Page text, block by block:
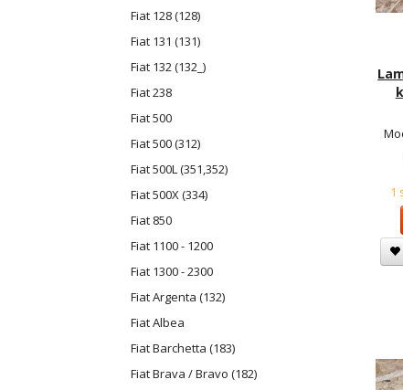
Fiat 128 (128)
Fiat 131 (131)
Fiat 132 (132_)
Fiat 238
Fiat 500
Fiat 500 (312)
Fiat 500L (351,352)
Fiat 500X (334)
Fiat 850
Fiat 1100 - 1200
Fiat 1300 - 2300
Fiat Argenta (132)
Fiat Albea
Fiat Barchetta (183)
Fiat Brava / Bravo (182)
1